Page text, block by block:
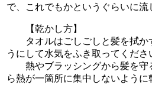
で、これでもかというぐらいに流
【乾かし方】
タオルはごしごしと髪を拭か
うにして水気をふき取ってくださ
熱やブラッシングから髪を守
ら熱が一箇所に集中しないように